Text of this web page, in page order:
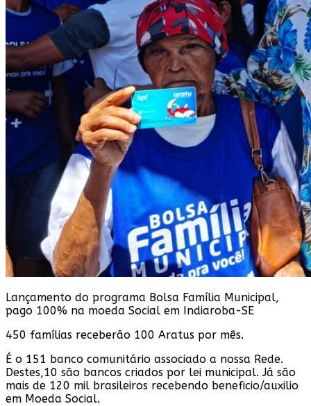
Lançamento do programa Bolsa Família Municipal,
pago 100% na moeda Social em Indiaroba-SE
450 famílias receberão 100 Aratus por mês.
É o 151 banco comunitário associado a nossa Rede.
Destes,10 são bancos criados por lei municipal. Já são
mais de 120 mil brasileiros recebendo beneficio/auxilio
em Moeda Social.